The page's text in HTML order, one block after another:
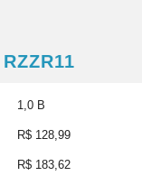
RZZR11
1,0 B
R$ 128,99
R$ 183,62